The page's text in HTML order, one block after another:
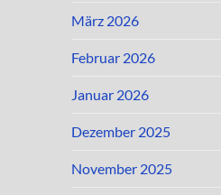
März 2026
Februar 2026
Januar 2026
Dezember 2025
November 2025